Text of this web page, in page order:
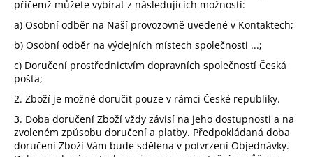
přičemž můžete vybírat z následujících možností:
a) Osobní odběr na Naší provozovně uvedené v Kontaktech;
b) Osobní odběr na výdejních místech společnosti ...;
c) Doručení prostřednictvím dopravních společností Česká
pošta;
2. Zboží je možné doručit pouze v rámci České republiky.
3. Doba doručení Zboží vždy závisí na jeho dostupnosti a na
zvoleném způsobu doručení a platby. Předpokládaná doba
doručení Zboží Vám bude sdělena v potvrzení Objednávky.